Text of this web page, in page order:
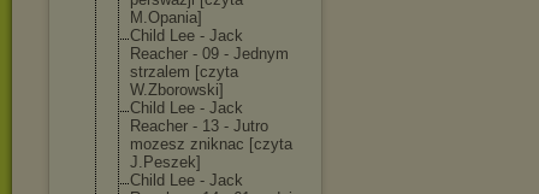
M.Opania]
Child Lee - Jack
Reacher - 09 - Jednym
strzalem [czyta
W.Zborowski]
Child Lee - Jack
Reacher - 13 - Jutro
mozesz zniknac [czyta
J.Peszek]
Child Lee - Jack